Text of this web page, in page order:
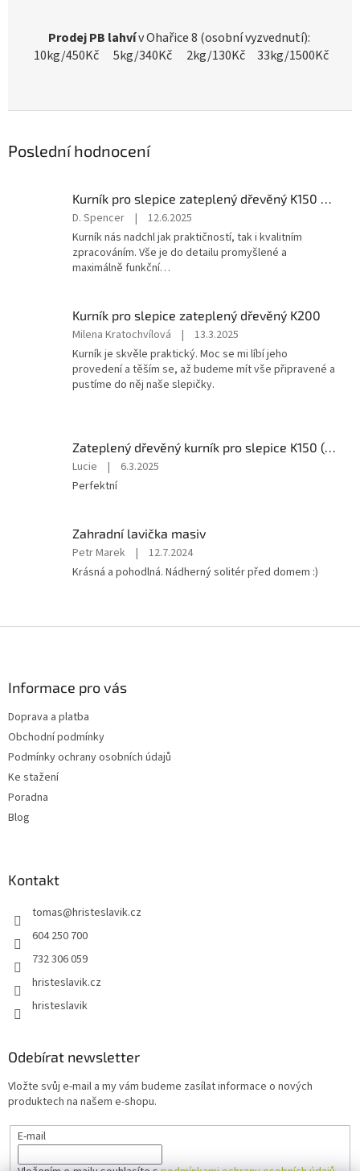
Prodej PB lahvív Ohařice 8 (osobní vyzvednutí):
10kg/450Kč 5kg/340Kč 2kg/130Kč 33kg/1500Kč
Poslední hodnocení
Hodnocení
produktu
je
5
hvězdiček.
D. Spencer |
12.6.2025
Kurník nás nadchl jak praktičností, tak i kvalitním
zpracováním. Vše je do detailu promyšlené a
maximálně funkční…
Kurník pro slepice zateplený dřevěný K200
Hodnocení
produktu
je
5
z
Milena Kratochvílová |
13.3.2025
Kurník je skvěle praktický. Moc se mi líbí jeho
provedení a těším se, až budeme mít vše připravené a
pustíme do něj naše slepičky.
Hodnocení
produktu
z
5
hvězdiček.
Lucie |
6.3.2025
Perfektní
Zahradní lavička masiv
Hodnocení
produktu
5
Petr Marek |
12.7.2024
Krásná a pohodlná. Nádherný solitér před domem :)
Informace pro vás
Doprava a platba
Obchodní podmínky
Podmínky ochrany osobních údajů
Ke stažení
Poradna
Blog
Kontakt
tomas@hristeslavik.cz
604 250 700
732 306 059
hristeslavik.cz
hristeslavik
Odebírat newsletter
Vložte svůj e-mail a my vám budeme zasílat informace o nových
produktech na našem e-shopu.
E-mail